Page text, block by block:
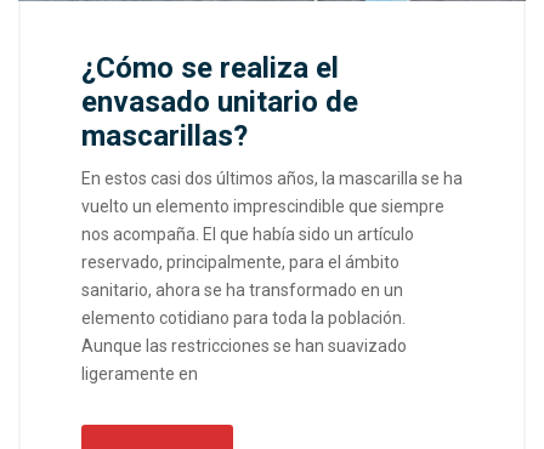
¿Cómo se realiza el
envasado unitario de
mascarillas?
En estos casi dos últimos años, la mascarilla se ha
vuelto un elemento imprescindible que siempre
nos acompaña. El que había sido un artículo
reservado, principalmente, para el ámbito
sanitario, ahora se ha transformado en un
elemento cotidiano para toda la población.
Aunque las restricciones se han suavizado
ligeramente en